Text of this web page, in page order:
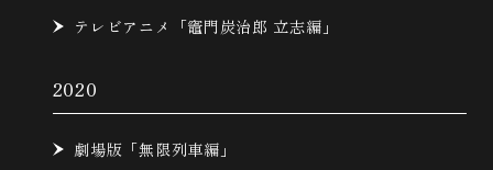
テレビアニメ「竈門炭治郎 立志編」
2020
劇場版「無限列車編」